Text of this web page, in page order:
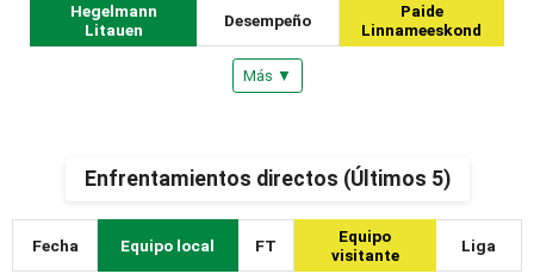
Hegelmann
Litauen
Desempeño
Paide
Linnameeskond
Más ▼
Enfrentamientos directos (Últimos 5)
Fecha Equipo local FT
Equipo
visitante
Liga